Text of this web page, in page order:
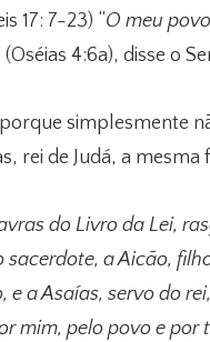
17: 7-23) “O meu
(Oséias 4:6a), disse o
simplesmente
rei de Judá, a mesma
do Livro da Lei,
a Aicão,
e a Asaías, servo do
mim, pelo povo e por